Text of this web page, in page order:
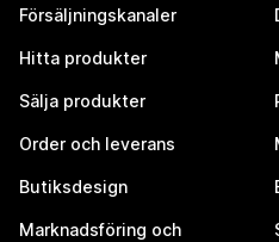
Försäljningskanaler
Hitta produkter
Sälja produkter
Order och leverans
Butiksdesign
Marknadsföring och